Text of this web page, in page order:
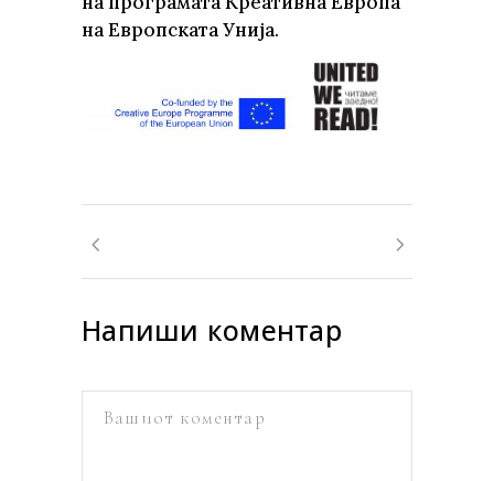
на Европската Унија.
Напиши коментар